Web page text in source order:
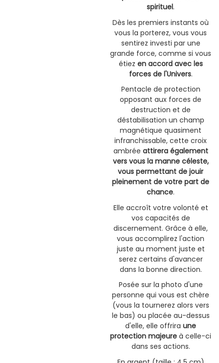
spirituel.
Dès les premiers instants où
vous la porterez, vous vous
sentirez investi par une
grande force, comme si vous
étiez en accord avec les
forces de l'Univers.
Pentacle de protection
opposant aux forces de
destruction et de
déstabilisation un champ
magnétique quasiment
infranchissable, cette croix
ambrée attirera également
vers vous la manne céleste,
vous permettant de jouir
pleinement de votre part de
chance.
Elle accroît votre volonté et
vos capacités de
discernement. Grâce à elle,
vous accomplirez l'action
juste au moment juste et
serez certains d'avancer
dans la bonne direction.
Posée sur la photo d'une
personne qui vous est chère
(vous la tournerez alors vers
le bas) ou placée au-dessus
d'elle, elle offrira une
protection majeure à celle-ci
dans ses actions.